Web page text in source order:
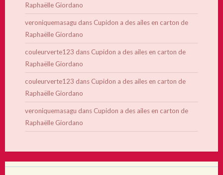
Raphaëlle Giordano
veroniquemasagu dans Cupidon a des ailes en carton de
Raphaëlle Giordano
couleurverte123 dans Cupidon a des ailes en carton de
Raphaëlle Giordano
couleurverte123 dans Cupidon a des ailes en carton de
Raphaëlle Giordano
veroniquemasagu dans Cupidon a des ailes en carton de
Raphaëlle Giordano